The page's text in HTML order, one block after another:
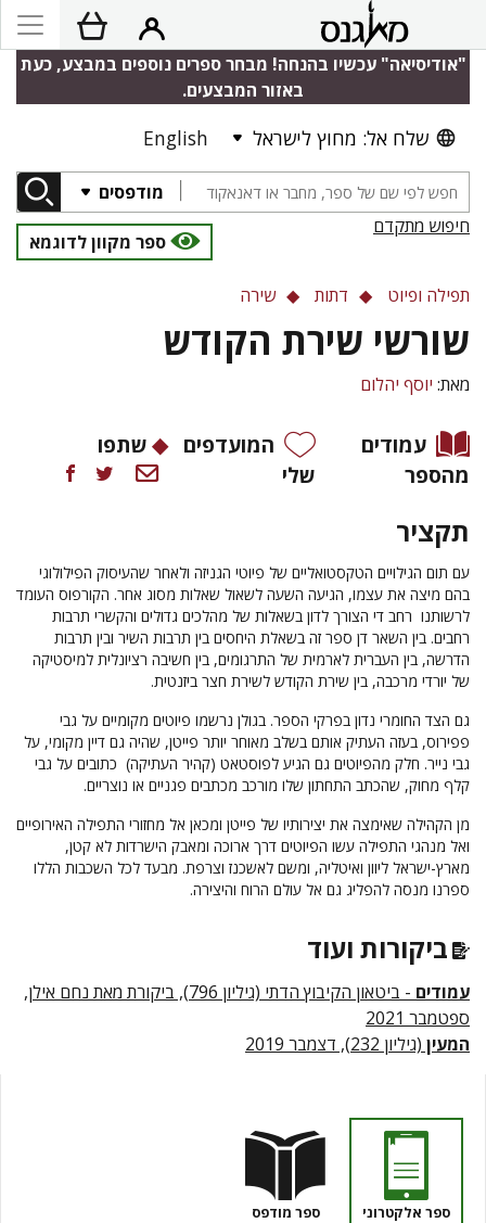
"אודיסיאה" עכשיו בהנחה! מבחר ספרים נוספים במבצע, כעת
באזור המבצעים.
שלח אל: מחוץ לישראל English
מודפסים
חיפוש מתקדם
ספר מקוון לדוגמא
תפילה ופיוט דתות שירה
שורשי שירת הקודש
מאת: יוסף יהלום
עמודים
מהספר
המועדפים
שלי
שתפו
תקציר
עם תום הגילויים הטקסטואליים של פיוטי הגניזה ולאחר שהעיסוק הפילולוגי
בהם מיצה את עצמו, הגיעה השעה לשאול שאלות מסוג אחר. הקורפוס העומד
לרשותנו רחב די הצורך לדון בשאלות של מהלכים גדולים והקשרי תרבות
רחבים. בין השאר דן ספר זה בשאלת היחסים בין תרבות השיר ובין תרבות
הדרשה, בין העברית לארמית של התרגומים, בין חשיבה רציונלית למיסטיקה
של יורדי מרכבה, בין שירת הקודש לשירת חצר ביזנטית.
גם הצד החומרי נדון בפרקי הספר. בגולן נרשמו פיוטים מקומיים על גבי
פפירוס, בעזה העתיק אותם בשלב מאוחר יותר פייטן, שהיה גם דיין מקומי, על
גבי נייר. חלק מהפיוטים גם הגיע לפוסטאט (קהיר העתיקה) כתובים על גבי
קלף מחוק, שהכתב התחתון שלו מורכב מכתבים פגניים או נוצריים.
מן הקהילה שאימצה את יצירותיו של פייטן ומכאן אל מחזורי התפילה האירופיים
ואל מנהגי התפילה עשו הפיוטים דרך ארוכה ומאבק הישרדות לא קטן,
מארץ-ישראל ליוון ואיטליה, ומשם לאשכנז וצרפת. מבעד לכל השכבות הללו
ספרנו מנסה להפליג גם אל עולם הרוח והיצירה.
ביקורות ועוד
עמודים
- ביטאון הקיבוץ הדתי (גיליון 796), ביקורת מאת נחם אילן,
ספטמבר 2021
המעין (גיליון 232), דצמבר 2019
ספר אלקטרוני ספר מודפס